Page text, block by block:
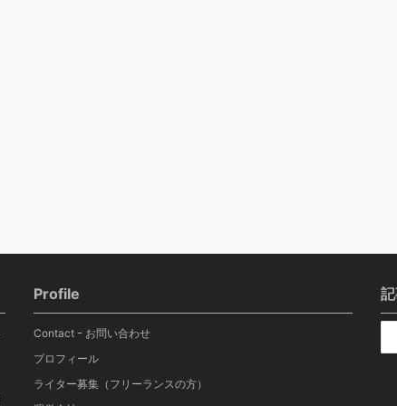
Profile
Contact ｰ お問い合わせ
プロフィール
ライター募集（フリーランスの方）